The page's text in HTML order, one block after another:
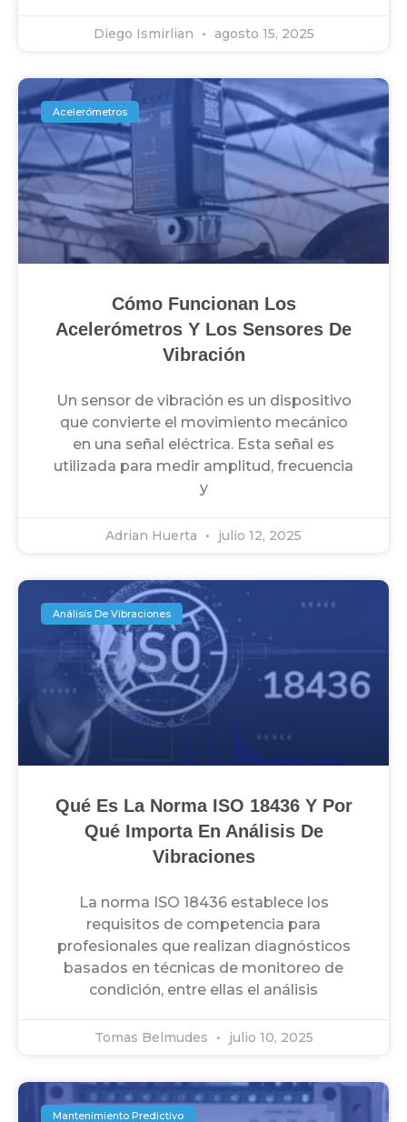
Diego Ismirlian agosto 15, 2025
Acelerómetros
Cómo Funcionan Los
Acelerómetros Y Los Sensores De
Vibración
Un sensor de vibración es un dispositivo
que convierte el movimiento mecánico
en una señal eléctrica. Esta señal es
utilizada para medir amplitud, frecuencia
y
Adrian Huerta julio 12, 2025
Análisis De Vibraciones
Qué Es La Norma ISO 18436 Y Por
Qué Importa En Análisis De
Vibraciones
La norma ISO 18436 establece los
requisitos de competencia para
profesionales que realizan diagnósticos
basados en técnicas de monitoreo de
condición, entre ellas el análisis
Tomas Belmudes julio 10, 2025
Mantenimiento Predictivo